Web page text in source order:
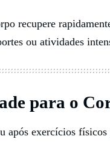
recupere
ou atividades
para o
após exercícios